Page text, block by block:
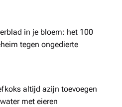
in je bloem: het 100
tegen ongedierte
altijd azijn toevoegen
met eieren